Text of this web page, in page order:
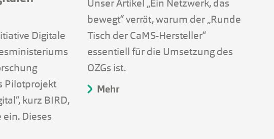
Digitale
Pilotprojekt
kurz BIRD,
Dieses
Unser Artikel „Ein Netzwerk, das
bewegt“ verrät, warum der „Runde
Tisch der CaMS-Hersteller“
essentiell für die Umsetzung des
OZGs ist.
Mehr